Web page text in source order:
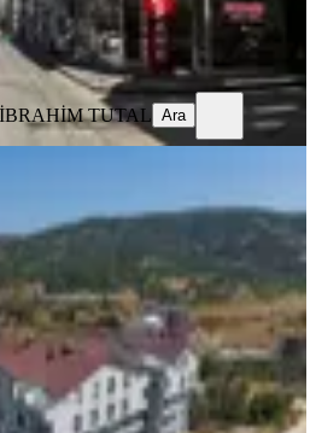
İBRAHİM TUTAL
İBRAHİM TUTAL Ara
Demirtaş Sakarya Mahallesi
·3. Kat·08.08.2026